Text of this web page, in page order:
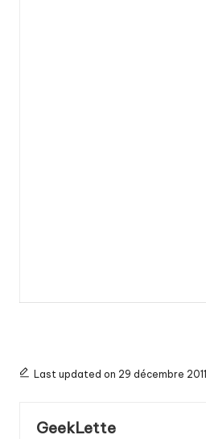
Last updated on 29 décembre 2011
GeekLette